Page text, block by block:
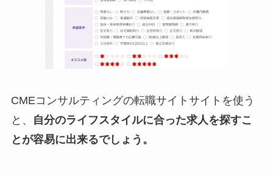
CMEコンサルティングの転職サイトサイトを使う
と、
自分のライフスタイルに合った求人を探すこ
とが容易に出来るでしょう。